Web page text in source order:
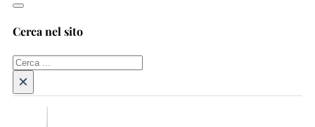
Cerca nel sito
Cerca
×